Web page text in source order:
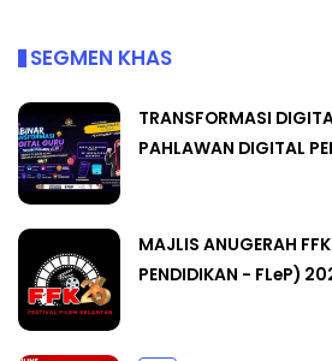
SEGMEN KHAS
TRANSFORMASI
PAHLAWAN DIGITAL
MAJLIS ANUGERAH
PENDIDIKAN - FLeP)